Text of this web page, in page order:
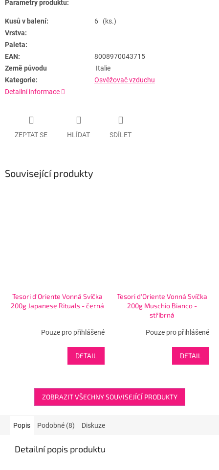
Parametry produktu:
Kusů v balení:
6 (ks.)
Vrstva:
Paleta:
EAN:
8008970043715
Země původu
Italie
Kategorie:
Osvěžovač vzduchu
Detailní informace
ZEPTAT SE HLÍDAT SDÍLET
Související produkty
Tesori d'Oriente Vonná Svíčka
200g Japanese Rituals - černá
Pouze pro přihlášené
DETAIL
Tesori d'Oriente Vonná Svíčka
200g Muschio Bianco -
stříbrná
Pouze pro přihlášené
DETAIL
ZOBRAZIT VŠECHNY SOUVISEJÍCÍ PRODUKTY
Popis Podobné (8) Diskuze
Detailní popis produktu